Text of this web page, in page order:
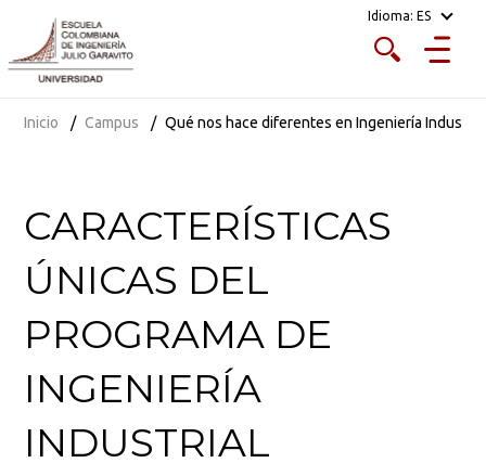
Idioma: ES
Inicio Campus Qué nos hace diferentes en Ingeniería
CARACTERÍSTICAS
ÚNICAS DEL
PROGRAMA DE
INGENIERÍA
INDUSTRIAL